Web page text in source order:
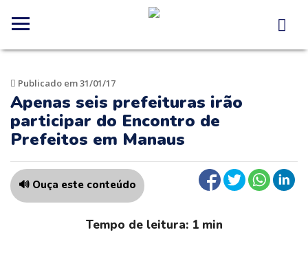
Publicado em 31/01/17
Apenas seis prefeituras irão
participar do Encontro de
Prefeitos em Manaus
🔊 Ouça este conteúdo